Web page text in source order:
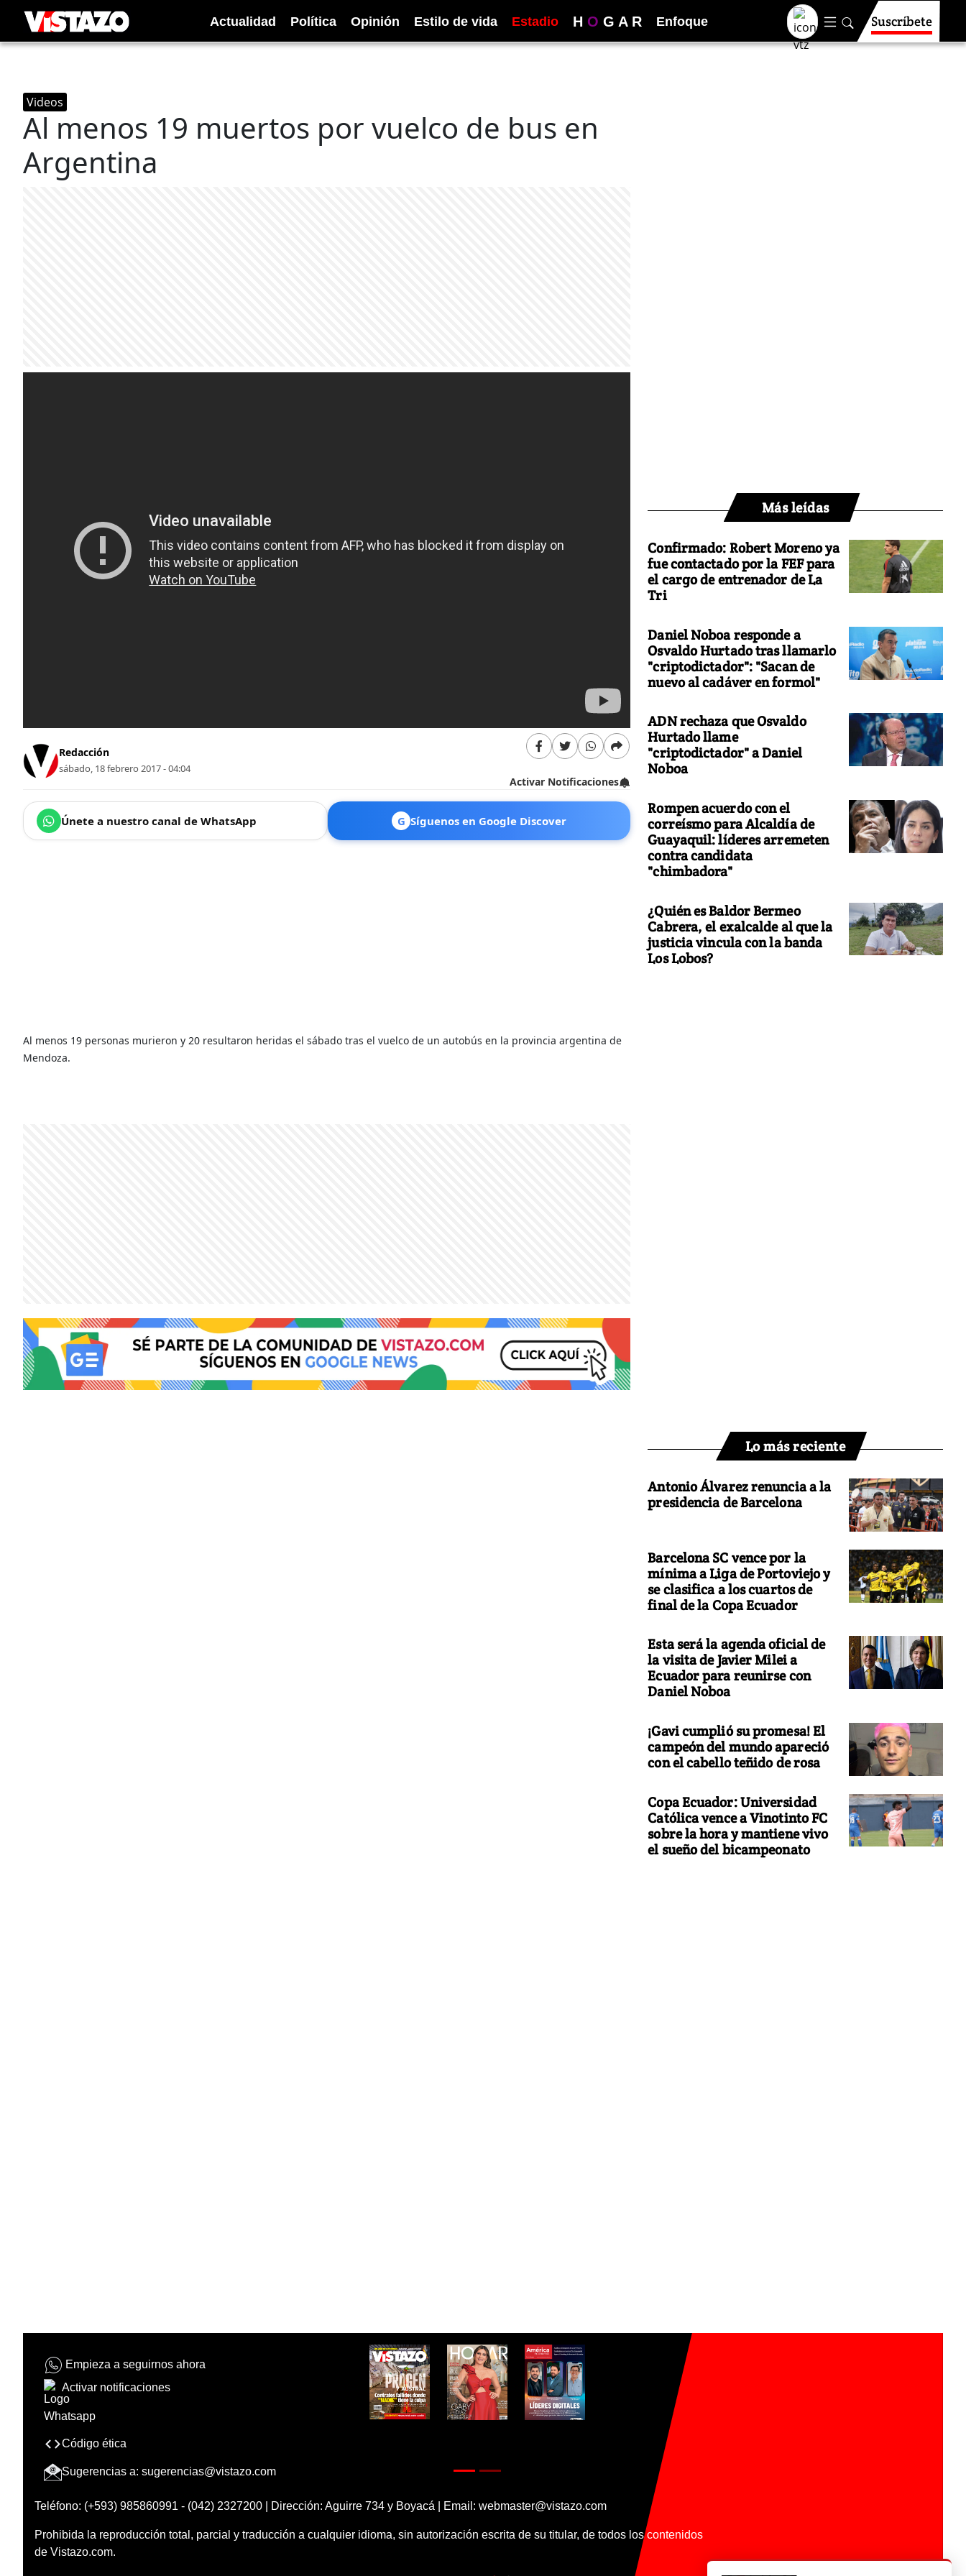
Actualidad Política Opinión Estilo de vida Estadio H O G A R Enfoque Suscríbete
Videos
Al menos 19 muertos por vuelco de bus en
Argentina
Redacción
sábado, 18 febrero 2017 - 04:04
Activar Notificaciones
Únete a nuestro canal de WhatsApp G Síguenos en Google Discover
Al menos 19 personas murieron y 20 resultaron heridas el sábado tras el vuelco de un autobús en la provincia argentina de
Mendoza.
Más leídas
Confirmado: Robert Moreno ya
fue contactado por la FEF para
el cargo de entrenador de La
Tri
Daniel Noboa responde a
Osvaldo Hurtado tras llamarlo
"criptodictador": "Sacan de
nuevo al cadáver en formol"
ADN rechaza que Osvaldo
Hurtado llame
"criptodictador" a Daniel
Noboa
Rompen acuerdo con el
correísmo para Alcaldía de
Guayaquil: líderes arremeten
contra candidata
"chimbadora"
¿Quién es Baldor Bermeo
Cabrera, el exalcalde al que la
justicia vincula con la banda
Los Lobos?
Lo más reciente
Antonio Álvarez renuncia a la
presidencia de Barcelona
Barcelona SC vence por la
mínima a Liga de Portoviejo y
se clasifica a los cuartos de
final de la Copa Ecuador
Esta será la agenda oficial de
la visita de Javier Milei a
Ecuador para reunirse con
Daniel Noboa
¡Gavi cumplió su promesa! El
campeón del mundo apareció
con el cabello teñido de rosa
Copa Ecuador: Universidad
Católica vence a Vinotinto FC
sobre la hora y mantiene vivo
el sueño del bicampeonato
Empieza a seguirnos ahora
Activar notificaciones
Código ética
Sugerencias a: sugerencias@vistazo.com
Teléfono: (+593) 985860991 - (042) 2327200 | Dirección: Aguirre 734 y Boyacá | Email: webmaster@vistazo.com
Prohibida la reproducción total, parcial y traducción a cualquier idioma, sin autorización escrita de su titular, de todos los contenidos
de Vistazo.com.